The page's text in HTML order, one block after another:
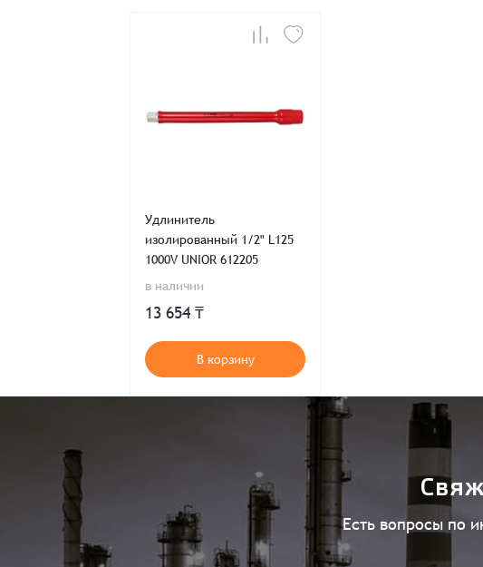
Удлинитель
изолированный 1/2" L125
1000V UNIOR 612205
в наличии
13 654 ₸
В корзину
Есть вопросы по